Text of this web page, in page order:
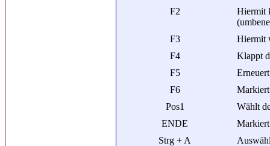
F2
Hiermit
F3
Hiermit
F4
Klappt
F5
F6
Markiert
Pos1
Wählt
ENDE
Strg + A